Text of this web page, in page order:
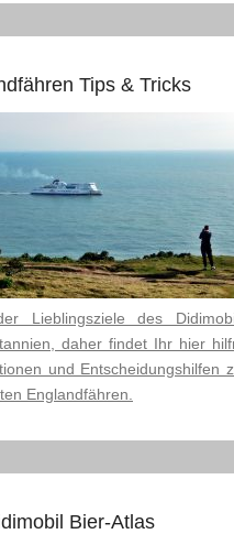
Tips & Tricks
Lieblingsziele des
daher findet Ihr hier
und Entscheidungshilfen
Englandfähren.
Bier-Atlas